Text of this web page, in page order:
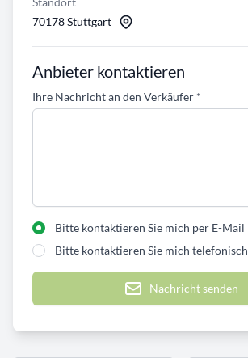
70178 Stuttgart
Anbieter kontaktieren
Ihre Nachricht an den Verkäufer *
Bitte kontaktieren Sie mich per E-Mail
Bitte kontaktieren Sie mich telefonisch
Nachricht senden